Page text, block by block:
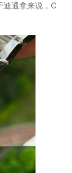
迪通拿来说，C